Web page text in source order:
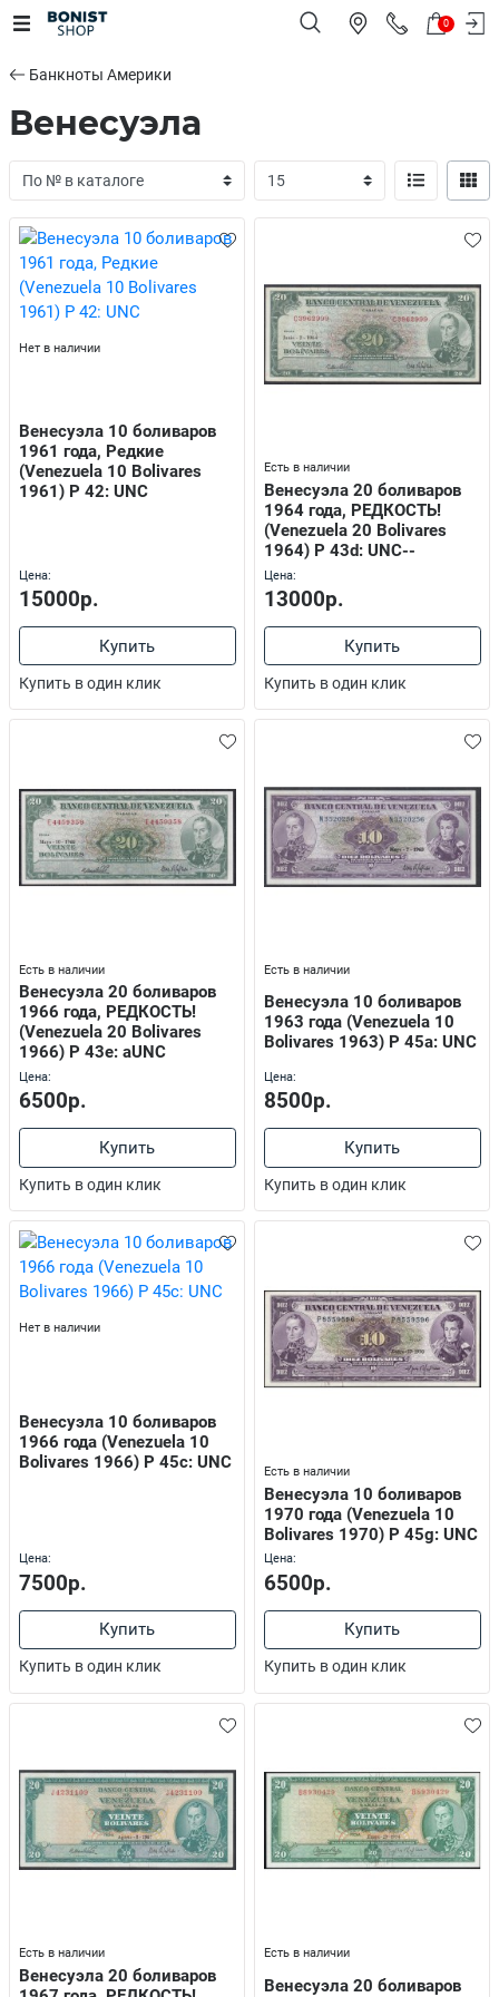
0
Банкноты Америки
Венесуэла
Нет в наличии
Венесуэла 10 боливаров
1961 года, Редкие
(Venezuela 10 Bolivares
1961) P 42: UNC
Цена:
15000р.
Купить
Купить в один клик
Есть в наличии
Венесуэла 20 боливаров
1964 года, РЕДКОСТЬ!
(Venezuela 20 Bolivares
1964) P 43d: UNC--
Цена:
13000р.
Купить
Купить в один клик
Есть в наличии
Венесуэла 20 боливаров
1966 года, РЕДКОСТЬ!
(Venezuela 20 Bolivares
1966) P 43e: aUNC
Цена:
6500р.
Купить
Купить в один клик
Есть в наличии
Венесуэла 10 боливаров
1963 года (Venezuela 10
Bolivares 1963) P 45a: UNC
Цена:
8500р.
Купить
Купить в один клик
Нет в наличии
Венесуэла 10 боливаров
1966 года (Venezuela 10
Bolivares 1966) P 45c: UNC
Цена:
7500р.
Купить
Купить в один клик
Есть в наличии
Венесуэла 10 боливаров
1970 года (Venezuela 10
Bolivares 1970) P 45g: UNC
Цена:
6500р.
Купить
Купить в один клик
Есть в наличии
Венесуэла 20 боливаров
Есть в наличии
Венесуэла 20 боливаров